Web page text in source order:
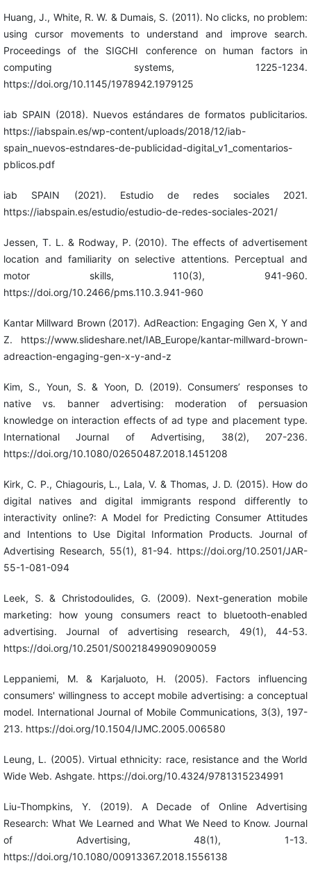
Huang, J., White, R. W. & Dumais, S. (2011). No clicks, no problem:
using cursor movements to understand and improve search.
Proceedings of the SIGCHI conference on human factors in
computing systems, 1225-1234.
https://doi.org/10.1145/1978942.1979125
iab SPAIN (2018). Nuevos estándares de formatos publicitarios.
https://iabspain.es/wp-content/uploads/2018/12/iab-
spain_nuevos-estndares-de-publicidad-digital_v1_comentarios-
pblicos.pdf
iab SPAIN (2021). Estudio de redes sociales 2021.
https://iabspain.es/estudio/estudio-de-redes-sociales-2021/
Jessen, T. L. & Rodway, P. (2010). The effects of advertisement
location and familiarity on selective attentions. Perceptual and
motor skills, 110(3), 941-960.
https://doi.org/10.2466/pms.110.3.941-960
Kantar Millward Brown (2017). AdReaction: Engaging Gen X, Y and
Z. https://www.slideshare.net/IAB_Europe/kantar-millward-brown-
adreaction-engaging-gen-x-y-and-z
Kim, S., Youn, S. & Yoon, D. (2019). Consumers’ responses to
native vs. banner advertising: moderation of persuasion
knowledge on interaction effects of ad type and placement type.
International Journal of Advertising, 38(2), 207-236.
https://doi.org/10.1080/02650487.2018.1451208
Kirk, C. P., Chiagouris, L., Lala, V. & Thomas, J. D. (2015). How do
digital natives and digital immigrants respond differently to
interactivity online?: A Model for Predicting Consumer Attitudes
and Intentions to Use Digital Information Products. Journal of
Advertising Research, 55(1), 81-94. https://doi.org/10.2501/JAR-
55-1-081-094
Leek, S. & Christodoulides, G. (2009). Next-generation mobile
marketing: how young consumers react to bluetooth-enabled
advertising. Journal of advertising research, 49(1), 44-53.
https://doi.org/10.2501/S0021849909090059
Leppaniemi, M. & Karjaluoto, H. (2005). Factors influencing
consumers' willingness to accept mobile advertising: a conceptual
model. International Journal of Mobile Communications, 3(3), 197-
213. https://doi.org/10.1504/IJMC.2005.006580
Leung, L. (2005). Virtual ethnicity: race, resistance and the World
Wide Web. Ashgate. https://doi.org/10.4324/9781315234991
Liu-Thompkins, Y. (2019). A Decade of Online Advertising
Research: What We Learned and What We Need to Know. Journal
of Advertising, 48(1), 1-13.
https://doi.org/10.1080/00913367.2018.1556138